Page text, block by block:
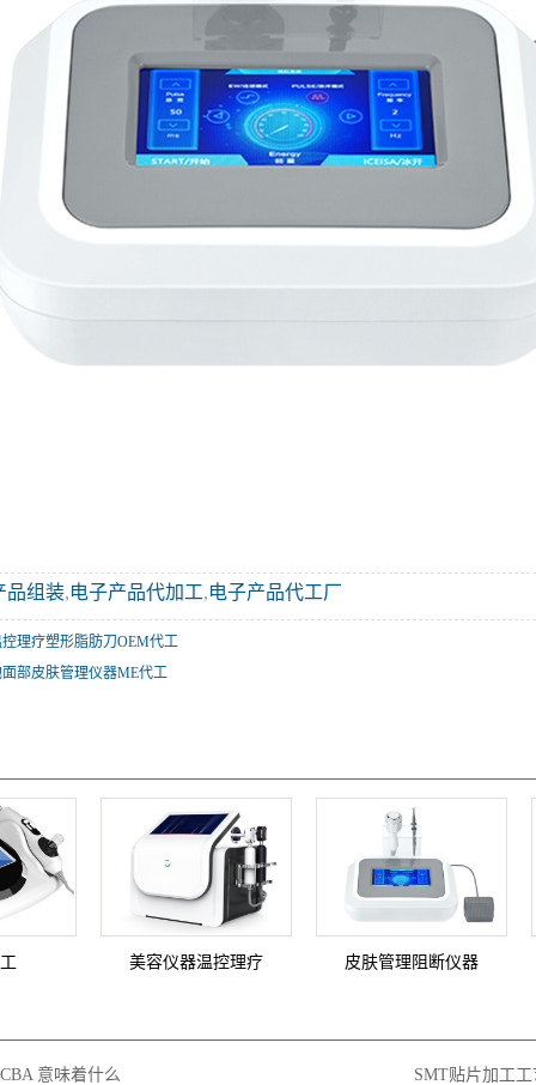
品组装,电子产品代加工,电子产品代工厂
理疗塑形脂肪刀OEM代工
部皮肤管理仪器ME代工
美容仪器温控理疗 皮肤管理阻断仪器
意味着什么
SMT贴片加工